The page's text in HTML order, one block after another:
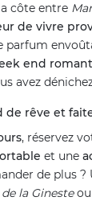
côte entre
de vivre
parfum
end
avez
rêve et
, réservez
et une
de plus ?
la Ginesteou